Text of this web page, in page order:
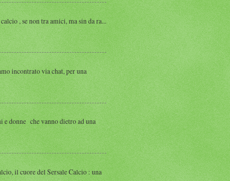
, se non tra amici, ma sin da ra...
incontrato via chat, per una
donne che vanno dietro ad una
il cuore del Sersale Calcio : una